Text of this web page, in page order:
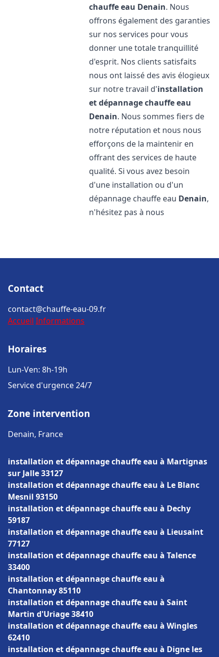
chauffe eau Denain. Nous
offrons également des garanties
sur nos services pour vous
donner une totale tranquillité
d'esprit. Nos clients satisfaits
nous ont laissé des avis élogieux
sur notre travail d'installation
et dépannage chauffe eau
Denain. Nous sommes fiers de
notre réputation et nous nous
efforçons de la maintenir en
offrant des services de haute
qualité. Si vous avez besoin
d'une installation ou d'un
dépannage chauffe eau Denain,
n'hésitez pas à nous
Contact
contact@chauffe-eau-09.fr
Accueil Informations
Horaires
Lun-Ven: 8h-19h
Service d'urgence 24/7
Zone intervention
Denain, France
installation et dépannage chauffe eau à Martignas
sur Jalle 33127
installation et dépannage chauffe eau à Le Blanc
Mesnil 93150
installation et dépannage chauffe eau à Dechy
59187
installation et dépannage chauffe eau à Lieusaint
77127
installation et dépannage chauffe eau à Talence
33400
installation et dépannage chauffe eau à
Chantonnay 85110
installation et dépannage chauffe eau à Saint
Martin d'Uriage 38410
installation et dépannage chauffe eau à Wingles
62410
installation et dépannage chauffe eau à Digne les